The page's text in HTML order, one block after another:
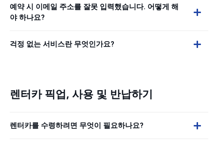
예약 시 이메일 주소를 잘못 입력했습니다. 어떻게 해
야 하나요?
걱정 없는 서비스란 무엇인가요?
렌터카 픽업, 사용 및 반납하기
렌터카를 수령하려면 무엇이 필요하나요?